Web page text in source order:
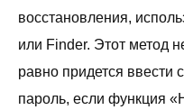
восстановления,
или Finder. Этот метод
равно придется ввести
пароль, если функция